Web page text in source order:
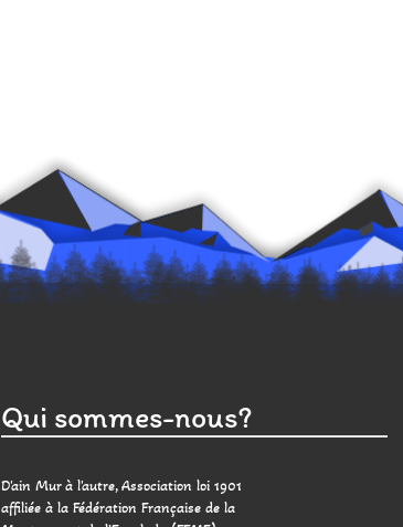
Qui sommes-nous?
D'ain Mur à l'autre, Association loi 1901
affiliée à la Fédération Française de la